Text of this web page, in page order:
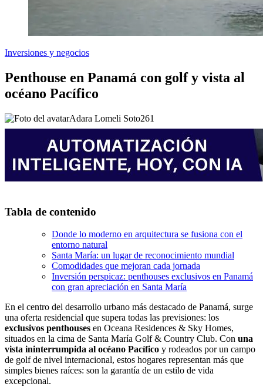
Inversiones y negocios
Penthouse en Panamá con golf y vista al
océano Pacífico
Adara Lomeli Soto261
Tabla de contenido
Donde lo moderno en arquitectura se fusiona con el
entorno natural
Santa María: un lugar de reconocimiento mundial
Comodidades que mejoran cada jornada
Inversión perspicaz: penthouses exclusivos en Panamá
con gran apreciación en Santa María
En el centro del desarrollo urbano más destacado de Panamá, surge
una oferta residencial que supera todas las previsiones: los
exclusivos penthouses en Oceana Residences & Sky Homes,
situados en la cima de Santa María Golf & Country Club. Con una
vista ininterrumpida al océano Pacífico y rodeados por un campo
de golf de nivel internacional, estos hogares representan más que
simples bienes raíces: son la garantía de un estilo de vida
excepcional.